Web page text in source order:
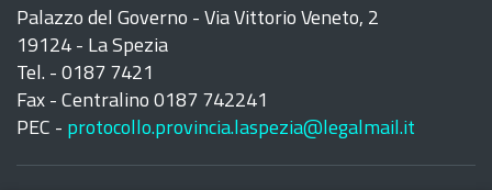
Palazzo del Governo - Via Vittorio Veneto, 2
19124 - La Spezia
Tel. - 0187 7421
Fax - Centralino 0187 742241
PEC - protocollo.provincia.laspezia@legalmail.it